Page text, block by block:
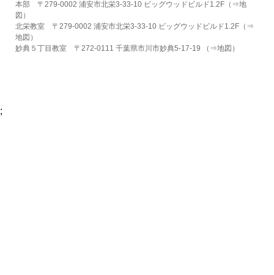
本部 〒279-0002 浦安市北栄3-33-10 ビッグウッドビルド1.2F（⇒地
図 ）
北栄教室 〒279-0002 浦安市北栄3-33-10 ビッグウッドビルド1.2F（⇒
地図 ）
妙典５丁目教室 〒272-0111 千葉県市川市妙典5-17-19 （⇒地図 ）
;